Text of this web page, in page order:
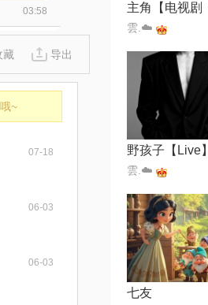
03:58
藏 导出
~
07-18
06-03
06-03
雲.☁️
野孩子【Live】
雲.☁️
七友